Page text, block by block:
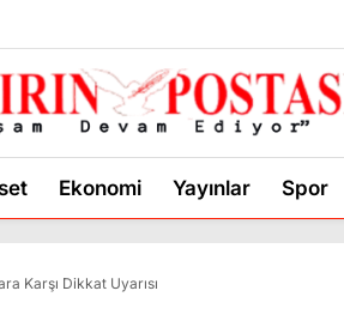
Ekonomi Yayınlar Spor
Karşı Dikkat Uyarısı